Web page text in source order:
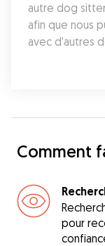
autre dog
afin que nous
avec d'autres
Comment
pour